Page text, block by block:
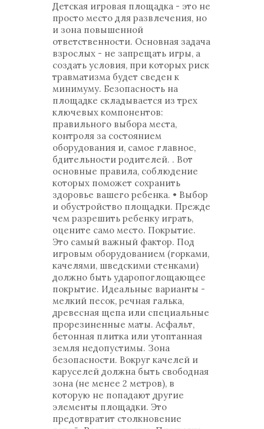
Детская игровая площадка - это не
просто место для развлечения, но
и зона повышенной
ответственности. Основная задача
взрослых - не запрещать игры, а
создать условия, при которых риск
травматизма будет сведен к
минимуму. Безопасность на
площадке складывается из трех
ключевых компонентов:
правильного выбора места,
контроля за состоянием
оборудования и, самое главное,
бдительности родителей. . Вот
основные правила, соблюдение
которых поможет сохранить
здоровье вашего ребенка. • Выбор
и обустройство площадки. Прежде
чем разрешить ребенку играть,
оцените само место. Покрытие.
Это самый важный фактор. Под
игровым оборудованием (горками,
качелями, шведскими стенками)
должно быть ударопоглощающее
покрытие. Идеальные варианты -
мелкий песок, речная галька,
древесная щепа или специальные
прорезиненные маты. Асфальт,
бетонная плитка или утоптанная
земля недопустимы. Зона
безопасности. Вокруг качелей и
каруселей должна быть свободная
зона (не менее 2 метров), в
которую не попадают другие
элементы площадки. Это
предотвратит столкновение